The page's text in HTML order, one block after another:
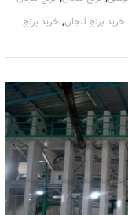
خرید برنج لنجان, خرید برنج